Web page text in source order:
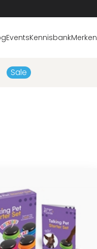
EventsKennisbankMerken
Sale